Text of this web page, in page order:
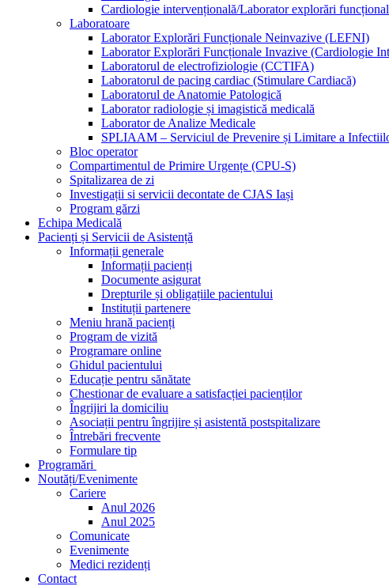
Cardiologie intervențională/Laborator explorări
Laboratoare
Laborator Explorări Funcționale Neinvazive (LEFNI)
Laborator Explorări Funcționale Invazive (Cardiologie
Laboratorul de electrofiziologie (CCTIFA)
Laboratorul de pacing cardiac (Stimulare Cardiacă)
Laboratorul de Anatomie Patologică
Laborator radiologie și imagistică medicală
Laborator de Analize Medicale
SPLIAAM – Serviciul de Prevenire și Limitare a
Bloc operator
Compartimentul de Primire Urgențe (CPU-S)
Spitalizarea de zi
Investigații si servicii decontate de CJAS Iași
Program gărzi
Echipa Medicală
Pacienți și Servicii de Asistență
Informații generale
Informații pacienți
Documente asigurat
Drepturile și obligațiile pacientului
Instituții partenere
Meniu hrană pacienți
Program de vizită
Programare online
Ghidul pacientului
Educație pentru sănătate
Chestionar de evaluare a satisfacției pacienților
Îngrijiri la domiciliu
Asociații pentru îngrijire și asistentă postspitalizare
Întrebări frecvente
Formulare tip
Programări
Noutăți/Evenimente
Cariere
Anul 2026
Anul 2025
Comunicate
Evenimente
Medici rezidenți
Contact